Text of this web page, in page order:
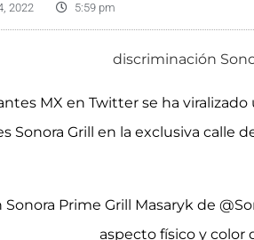
2022 5:59 pm
MX en Twitter se ha
Sonora Grill en la exclusiva calle
Prime Grill Masaryk de
aspecto físico y color